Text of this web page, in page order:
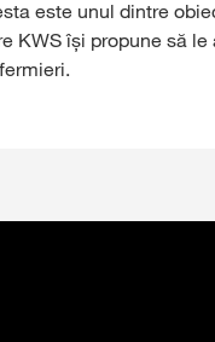
este unul dintre
KWS își propune să le